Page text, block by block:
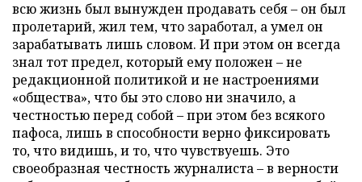
всю жизнь был вынужден продавать себя – он был
пролетарий, жил тем, что заработал, а умел он
зарабатывать лишь словом. И при этом он всегда
знал тот предел, который ему положен – не
редакционной политикой и не настроениями
«общества», что бы это слово ни значило, а
честностью перед собой – при этом без всякого
пафоса, лишь в способности верно фиксировать
то, что видишь, и то, что чувствуешь. Это
своеобразная честность журналиста – в верности